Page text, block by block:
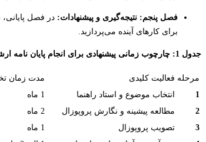
فصل پنجم: نتیجه‌گیری و پیشنهادات: در فصل
برای کارهای آینده می‌پردازید.
جدول 1: چارچوب زمانی پیشنهادی برای انجام پایان نامه ارشد هوش مصنوعی
مرحله فعالیت کلیدی
مدت زمان
1
انتخاب موضوع و استاد راهنما
1 ماه
2
مطالعه پیشینه و نگارش پروپوزال
2 ماه
3
تصویب پروپوزال
1 ماه